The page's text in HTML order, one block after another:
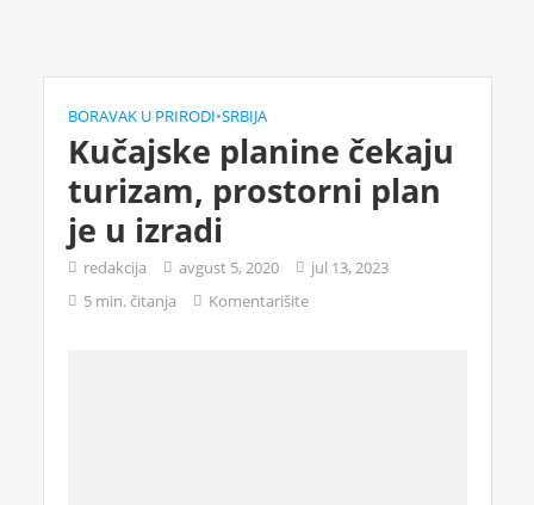
BORAVAK U PRIRODI•SRBIJA
Kučajske planine čekaju
turizam, prostorni plan
je u izradi
redakcija avgust 5, 2020
jul 13, 2023
5 min. čitanja
Komentarišite